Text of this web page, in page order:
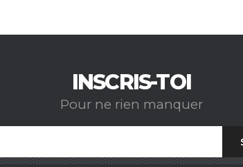
INSCRIS-TOI
Pour ne rien manquer